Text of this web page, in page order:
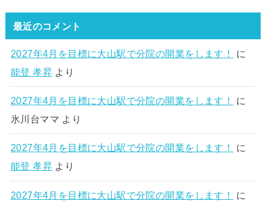
最近のコメント
2027年4月を目標に大山駅で分院の開業をします！
に
能登 孝昇より
2027年4月を目標に大山駅で分院の開業をします！
に
氷川台ママ より
2027年4月を目標に大山駅で分院の開業をします！
に
能登 孝昇より
2027年4月を目標に大山駅で分院の開業をします！
に